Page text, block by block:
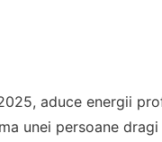
aduce energii
unei persoane